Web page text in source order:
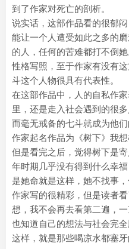
到了作家对死亡的剖析。
说实话，这部作品看的很郁
能让一个人遭受如此之多的
的人，任何的苦难都打不倒
性格写照，至于作家有没有
斗这个人物很具有代表性。
在这部作品中，人的自私作
里，还是走入社会遇到的很
而毫无戒备的七斗就成为他们
作家起名作品为《树下》我
但是看完之后，觉得树下是
年时期几乎没有得到什么幸
是她命就是这样，她不找事，
作家写的很精彩，但是读者
想，我不会再去看第二遍，
也知道自己的想法与社会完
这样，就是那些喝凉水都塞牙